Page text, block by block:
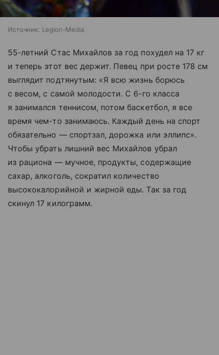
Источник: Legion-Media
55-летний Стас Михайлов за год похудел на 17 кг
и теперь этот вес держит. Певец при росте 178 см
выглядит подтянутым: «Я всю жизнь борюсь
с весом, с самой молодости. С 6-го класса
я занимался теннисом, потом баскетбол, я все
время чем-то занимаюсь. Каждый день на спорт
обязательно — спортзал, дорожка или эллипс».
Чтобы убрать лишний вес Михайлов убрал
из рациона — мучное, продукты, содержащие
сахар, алкоголь, сократил количество
высококалорийной и жирной еды. Так за год
скинул 17 килограмм.